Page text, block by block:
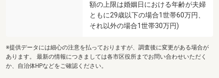
額の上限は婚姻日における年齢が夫婦
ともに29歳以下の場合1世帯60万円、
それ以外の場合1世帯30万円)
※提供データには細心の注意を払っておりますが、調査後に変更がある場合が
あります。 最新の情報につきましては各市区役所までお問い合わせいただく
か、自治体HPなどをご確認ください。